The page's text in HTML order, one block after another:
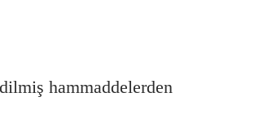
hammaddelerden